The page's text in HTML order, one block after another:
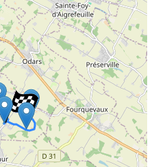
Open Street Map
ESRI Word Imagery
Photographies aériennes